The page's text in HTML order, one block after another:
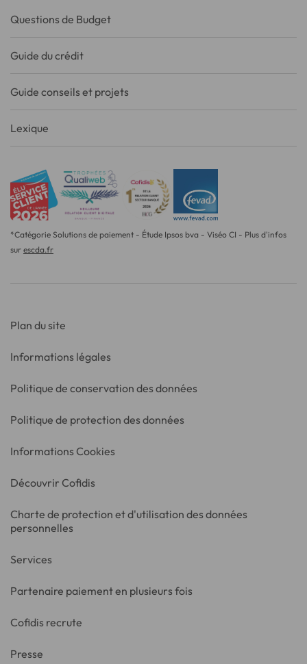
Questions de Budget
Guide du crédit
Guide conseils et projets
Lexique
*Catégorie Solutions de paiement - Étude Ipsos bva - Viséo CI - Plus d'infos
sur escda.fr
Plan du site
Informations légales
Politique de conservation des données
Politique de protection des données
Informations Cookies
Découvrir Cofidis
Charte de protection et d'utilisation des données
personnelles
Services
Partenaire paiement en plusieurs fois
Cofidis recrute
Presse